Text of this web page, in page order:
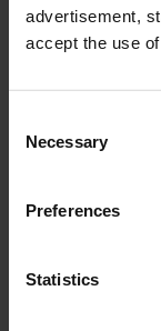
advertisement,
accept the use
Selection
Necessary
Preferences
Statistics
Et bevis på
Awards afspejler
forbedring.
hvor
Med flere
excellence og
Prisceremonien